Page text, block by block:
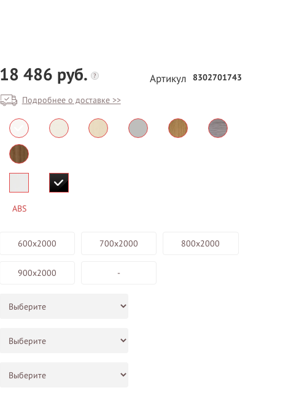
БЕСПЛАТНЫЙ ВЫЕЗД НА
ВЫЗВАТЬ ЗАМЕРЩИКА
18 486 руб. ?
Подробнее о доставке >>
Артикул 8302701743
ABS
600х2000 700х2000 800х2000
900х2000 -